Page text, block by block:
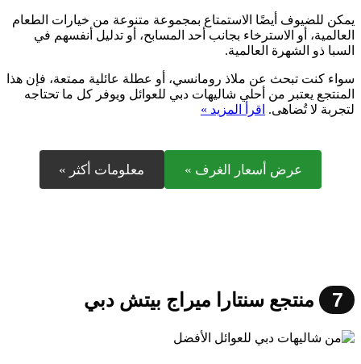
يمكن للضيوف أيضًا الاستمتاع بمجموعة متنوعة من خيارات الطعام
العالمية، أو الاسترخاء بجانب أحد المسابح، أو تدليل أنفسهم في
السبا ذو الشهرة العالمية.
سواء كنت تبحث عن ملاذ رومانسي، أو عطلة عائلية ممتعة، فإن هذا
المنتجع يعتبر من أحلي شاليهات دبي للعوائل ويوفر كل ما تحتاجه
لتجربة لا تُضاهى. اقرأ المزيد »
عرض أسعار الغرف » معلومات أكثر »
7 منتجع سنتارا ميراج بيتش دبي